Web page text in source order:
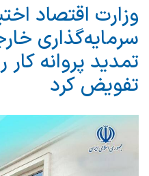
وزارت اقتصاد
سرمایه‌گذاری
تمدید پروانه کار
تفویض کرد